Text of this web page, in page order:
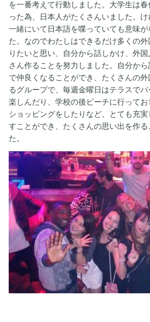
を一番考えて行動しました。大学生は
った為、日本人がたくさんいました。け
一緒にいて日本語を喋っていても意味が
た。なのでわたしはできるだけ多くの
りたいと思い、自分から話しかけ、外国
さん作ることを努力しました。自分から
で仲良くなることができ、たくさんの
るグループで、毎週金曜日はテラスで
楽しんだり、学校の後ビーチに行ってお
ショッピングをしたりなど、とても充
すことができ、たくさんの思い出を作る
た。